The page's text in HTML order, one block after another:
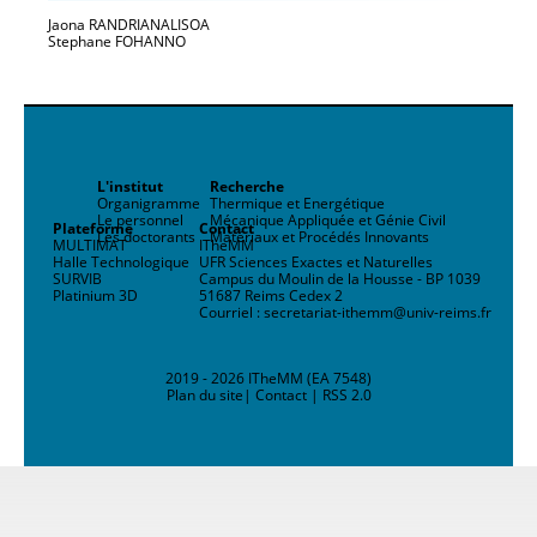
Jaona RANDRIANALISOA
Stephane FOHANNO
L'institut
Organigramme
Le personnel
Les doctorants
Recherche
Thermique et Energétique
Mécanique Appliquée et Génie Civil
Matériaux et Procédés Innovants
Plateforme
MULTIMAT
Halle Technologique
SURVIB
Platinium 3D
Contact
ITheMM
UFR Sciences Exactes et Naturelles
Campus du Moulin de la Housse - BP 1039
51687 Reims Cedex 2
Courriel : secretariat-ithemm@univ-reims.fr
2019 - 2026 ITheMM (EA 7548)
Plan du site | Contact| RSS 2.0